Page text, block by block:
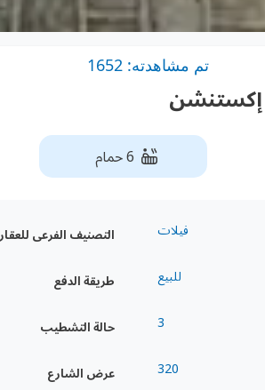
تم مشاهدته: 1652
إكستنشن
6 حمام
فيلات التصنيف الفرعى للعقار
للبيع طريقة الدفع
3 حالة التشطيب
320 عرض الشارع